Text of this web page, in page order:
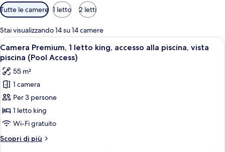
Filtri
disponibili
per
le
camere
Tutte le camere 1 letto 2 letti
Stai visualizzando 14 su 14 camere
Apri
tutte
le
foto
per
Camera
Premium,
1
letto
king,
Camera d'albergo moderna con un
6
Camera Premium, 1 letto king, accesso alla piscina, vista
piscina (Pool Access)
55 m²
1 camera
Per 3 persone
1 letto king
Wi-Fi gratuito
Scopri di più
Altri